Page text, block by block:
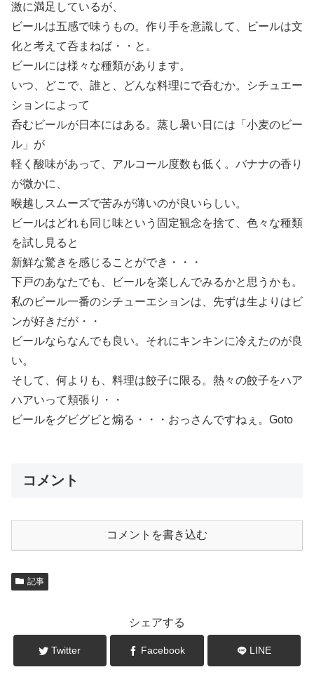
激に満足しているが、
ビールは五感で味うもの。作り手を意識して、ビールは文
化と考えて呑まねば・・と。
ビールには様々な種類があります。
いつ、どこで、誰と、どんな料理にで呑むか。シチュエー
ションによって
呑むビールが日本にはある。蒸し暑い日には「小麦のビー
ル」が
軽く酸味があって、アルコール度数も低く。バナナの香り
が微かに、
喉越しスムーズで苦みが薄いのが良いらしい。
ビールはどれも同じ味という固定観念を捨て、色々な種類
を試し見ると
新鮮な驚きを感じることができ・・・
下戸のあなたでも、ビールを楽しんでみるかと思うかも。
私のビール一番のシチューエションは、先ずは生よりはビ
ンが好きだが・・
ビールならなんでも良い。それにキンキンに冷えたのが良
い。
そして、何よりも、料理は餃子に限る。熱々の餃子をハア
ハアいって頬張り・・
ビールをグビグビと煽る・・・おっさんですねぇ。Goto
コメント
コメントを書き込む
記事
シェアする
Twitter Facebook LINE